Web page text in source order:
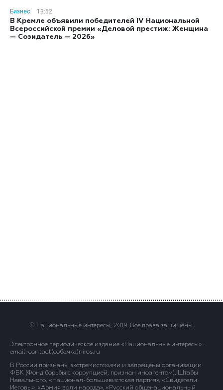
Бизнес
13:52
В Кремле объявили победителей IV Национальной
Всероссийской премии «Деловой престиж: Женщина
— Созидатель — 2026»
© Национальные интересы, 2019. Все права защищены.
Электронное периодическое издание «Национальные интересы» .
email: contact(сoбaчка)niros.ru
В России признаны экстремистскими и запрещены организации
ФБК (Фонд борьбы с коррупцией, признан иноагентом), Штабы
Навального, «Национал-большевистская партия», «Свидетели
Иеговы», «Армия воли народа», «Русский общенациональный